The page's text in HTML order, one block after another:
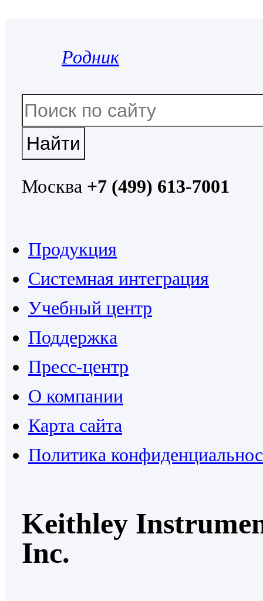
Родник
Москва +7 (499) 613-7001
Продукция
Системная интеграция
Учебный центр
Поддержка
Пресс-центр
О компании
Карта сайта
Политика
Keithley
Inc.